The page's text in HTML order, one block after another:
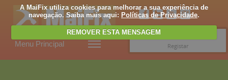
A MaiFix utiliza cookies para melhorar a sua experiência de
navegação. Saiba mais aqui: Políticas de Privacidade.
REMOVER ESTA MENSAGEM
Menu Principal
Registar